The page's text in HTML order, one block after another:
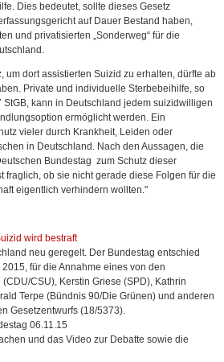
Dies bedeutet, sollte dieses Gesetz
auf Dauer Bestand haben,
und privatisierten „Sonderweg“ für die
um dort assistierten Suizid zu erhalten, dürfte ab
Private und individuelle Sterbebeihilfe, so
kann in Deutschland jedem suizidwilligen
ermöglicht werden. Ein
vieler durch Krankheit, Leiden oder
in Deutschland. Nach den Aussagen, die
Bundestag zum Schutz dieser
fraglich, ob sie nicht gerade diese Folgen für die
eigentlich verhindern wollten."
wird bestraft
neu geregelt. Der Bundestag entschied
für die Annahme eines von den
CSU), Kerstin Griese (SPD), Kathrin
Terpe (Bündnis 90/Die Grünen) und anderen
Gesetzentwurfs (18/5373).
06.11.15
und das Video zur Debatte sowie die